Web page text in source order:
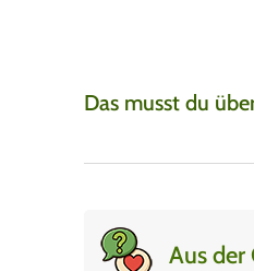
Das musst du
Aus